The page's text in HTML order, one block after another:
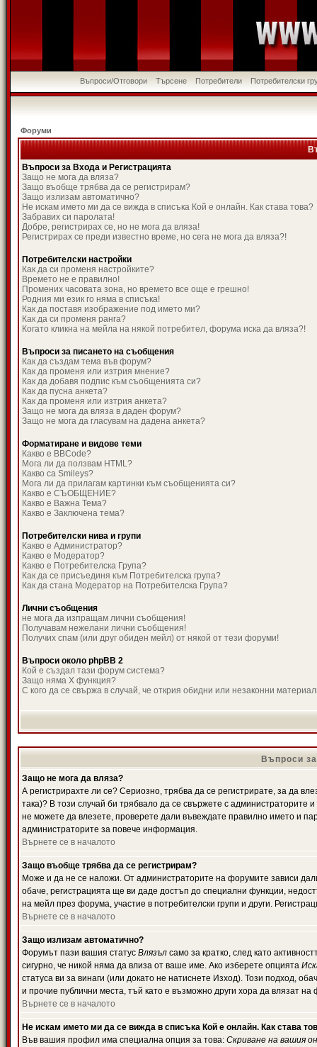
Въпроси/Отговори Търсене Потребители Потребителски
Форуми
Въпроси за Входа и Регистрацията
Защо не мога да вляза?
Защо въобще трябва да се регистрирам?
Защо излизам автоматично?
Не искам името ми да се вижда в списъка Кой е онлайн. Как става това?
Забравих си паролата!
Добре, регистрирах се, но не мога да вляза!
Регистрирах се преди известно време, но сега не мога да вляза?!
Потребителски настройки
Как да си променя настройките?
Времето не е правилно!
Промених часовата зона, но времето все още е грешно!
Родния ми език го няма в списъка!
Как да поставя изображение под името ми?
Как да си променя ранга?
Когато кликна на мейла на някой потребител, форума иска да вляза?!
Въпроси за писането на съобщения
Как да създам тема във форум?
Как да променя или изтрия мнение?
Как да добавя подпис към съобщенията си?
Как да пусна анкета?
Как да променя или изтрия анкета?
Защо не мога да вляза в даден форум?
Защо не мога да гласувам на дадена анкета?
Форматиране и видове теми
Какво е BBCode?
Мога ли да ползвам HTML?
Какво са Smileys?
Мога ли да прилагам картинки към съобщенията си?
Какво е СЪОБЩЕНИЕ?
Какво е Важна Тема?
Какво е Заключена тема?
Потребителски нива и групи
Какво е Администратор?
Какво е Модератор?
Какво е Потребителска Група?
Как да се присъединя към Потребителска група?
Как да стана Модератор на Потребителска Група?
Лични съобщения
не мога да изпращам лични съобщения!
Получавам нежелани лични съобщения!
Получих спам (или друг обиден мейл) от някой от тези форуми!
Въпроси около phpBB 2
Кой е създал тази форум система?
Защо няма X функция?
С кого да се свържа в случай, че открия обидни или незаконни
Въпроси
Защо не мога да вляза?
А регистрирахте ли се? Сериозно, трябва да се регистрирате, за да
така)? В този случай би трябвало да се свържете с администраторите
не можете да влезете, проверете дали въвеждате правилно името и
администраторите за повече информация.
Върнете се в началото
Защо въобще трябва да се регистрирам?
Може и да не се наложи. От администраторите на форумите зависи
обаче, регистрацията ще ви даде достъп до специални функции,
на мейл през форума, участие в потребителски групи и други.
Върнете се в началото
Защо излизам автоматично?
Форумът пази вашия статус Влязъл само за кратко, след като
сигурно, че никой няма да влиза от ваше име. Ако изберете опцията
статуса ви за винаги (или докато не натиснете Изход). Този подход,
и прочие публични места, тъй като е възможно други хора да влязат
Върнете се в началото
Не искам името ми да се вижда в списъка Кой е онлайн. Как става
Във вашия профил има специална опция за това: Скриване на вашия